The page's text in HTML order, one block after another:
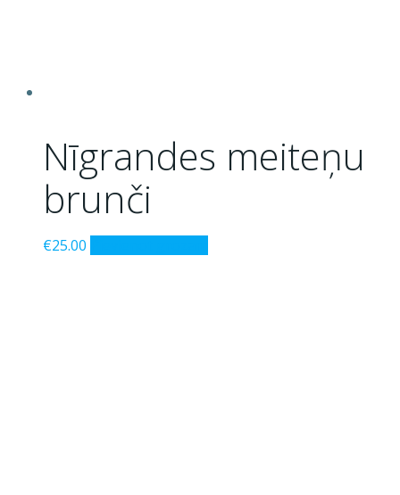
Nīgrandes meiteņu
brunči
€25.00